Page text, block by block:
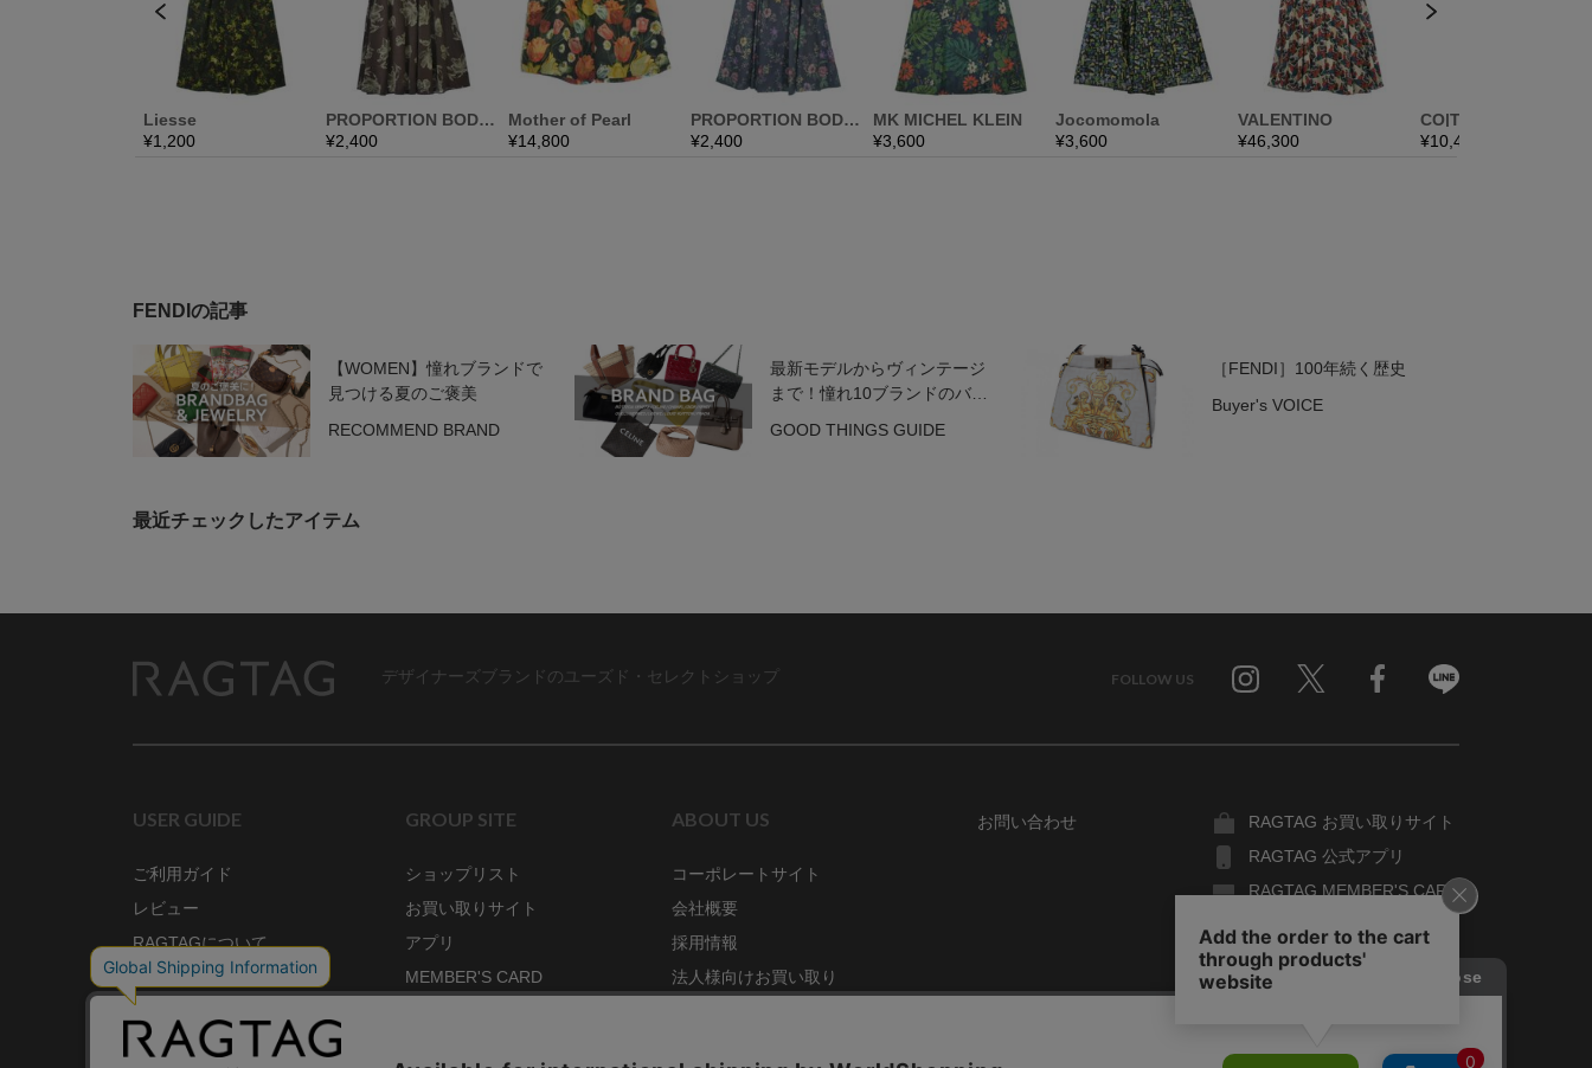
FENDIの記事
【WOMEN】憧れブランドで
見つける夏のご褒美
RECOMMEND BRAND
最新モデルからヴィンテージ
まで！憧れ10ブランドのバッ
GOOD THINGS GUIDE
［FENDI］100年続く歴史
Buyer's VOICE
最近チェックしたアイテム
デザイナーズブランドのユーズド・セレクトショップ FOLLOW US
USER GUIDE
ご利用ガイド
レビュー
RAGTAGについて
ご利用規約
プライバシーポリシー
GROUP SITE
ショップリスト
お買い取りサイト
アプリ
MEMBER'S CARD
ABOUT US
コーポレートサイト
会社概要
採用情報
法人様向けお買い取り
お問い合わせ
RAGTAG お買い取りサイト
RAGTAG 公式アプリ
RAGTAG MEMBER'S CARD
RAGTAG Global